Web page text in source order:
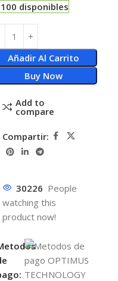
100 disponibles
Añadir Al Carrito
Buy Now
Add to
compare
Compartir:
30226 People
watching this
product now!